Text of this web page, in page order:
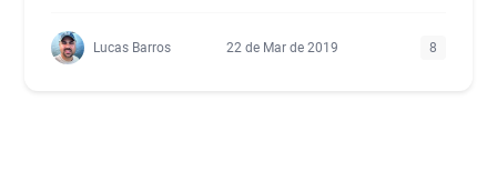
Lucas Barros 22 de Mar de 2019 8